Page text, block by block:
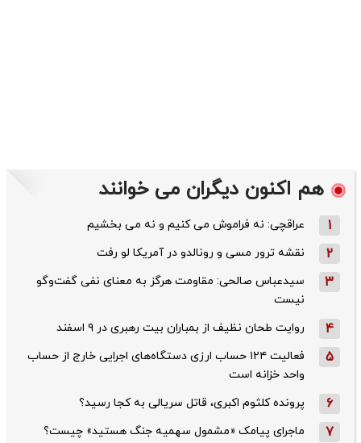
هم اکنون دیگران می خوانند
1 عراقچی: نه فراموش می کنیم و نه می بخشیم
2 نقشه ترور مسی و رونالدو در آمریکا لو رفت
3
سیدعباس صالحی: مقاومت هرگز به معنای نفی گفت‌وگو
نیست
4 روایت طحان‌ نظیف از بمباران بیت رهبری در ۹ اسفند
5
فعالیت ۱۲۴ حساب ارزی دستگاه‌های اجرایی خارج از حساب
واحد خزانه است
6 پرونده کلثوم اکبری، قاتل سریالی به کجا رسید؟
7 ماجرای پیامک «مشمول سهمیه جنگ هستید» چیست؟